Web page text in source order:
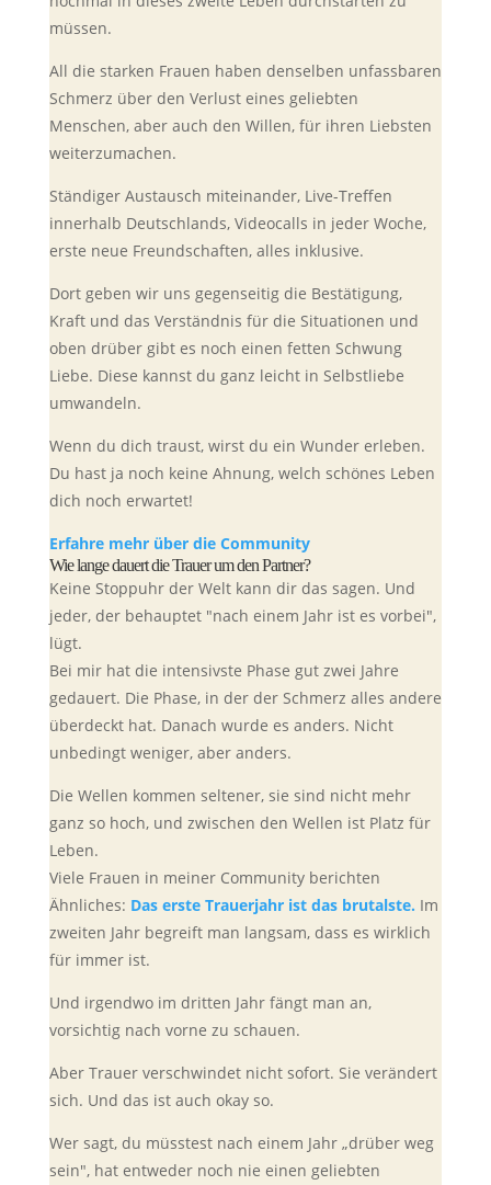
müssen.
All die starken Frauen haben denselben unfassbaren
Schmerz über den Verlust eines geliebten
Menschen, aber auch den Willen, für ihren Liebsten
weiterzumachen.
Ständiger Austausch miteinander, Live-Treffen
innerhalb Deutschlands, Videocalls in jeder Woche,
erste neue Freundschaften, alles inklusive.
Dort geben wir uns gegenseitig die Bestätigung,
Kraft und das Verständnis für die Situationen und
oben drüber gibt es noch einen fetten Schwung
Liebe. Diese kannst du ganz leicht in Selbstliebe
umwandeln.
Wenn du dich traust, wirst du ein Wunder erleben.
Du hast ja noch keine Ahnung, welch schönes Leben
dich noch erwartet!
Erfahre mehr über die Community
Wie lange dauert die Trauer um den Partner?
Keine Stoppuhr der Welt kann dir das sagen. Und
jeder, der behauptet "nach einem Jahr ist es vorbei",
lügt.
Bei mir hat die intensivste Phase gut zwei Jahre
gedauert. Die Phase, in der der Schmerz alles andere
überdeckt hat. Danach wurde es anders. Nicht
unbedingt weniger, aber anders.
Die Wellen kommen seltener, sie sind nicht mehr
ganz so hoch, und zwischen den Wellen ist Platz für
Leben.
Viele Frauen in meiner Community berichten
Ähnliches: Das erste Trauerjahr ist das brutalste. Im
zweiten Jahr begreift man langsam, dass es wirklich
für immer ist.
Und irgendwo im dritten Jahr fängt man an,
vorsichtig nach vorne zu schauen.
Aber Trauer verschwindet nicht sofort. Sie verändert
sich. Und das ist auch okay so.
Wer sagt, du müsstest nach einem Jahr „drüber weg
sein", hat entweder noch nie einen geliebten